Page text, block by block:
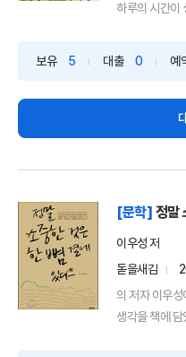
하루의 시간이
보유 5 대출 0 예
[문학] 정말
이우성 저
돋을새김
의 저자 이우
생각을 책에 담